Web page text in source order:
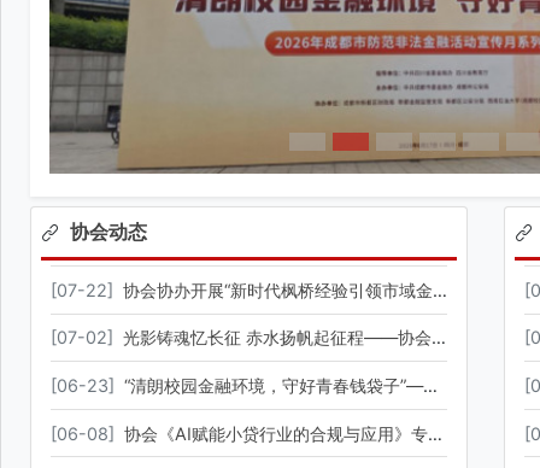
协会动态
[07-22] 协会协办开展“新时代枫桥经验引领市域金融治理现代化研修班” 聚焦金融纠纷源头化解与多元共治能力建设
[07-02] 光影铸魂忆长征 赤水扬帆起征程——协会组织观看革命历史题材影片《四渡》
[06-23] “清朗校园金融环境，守好青春钱袋子”——协会参与成都市2026年防范非法金融活动宣传月西南石油大学专场活动
[06-08] 协会《AI赋能小贷行业的合规与应用》专题培训圆满召开
[
[
[
[